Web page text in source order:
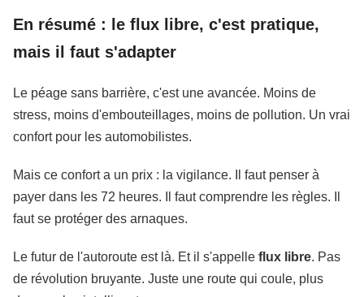
En résumé : le flux libre, c'est pratique,
mais il faut s'adapter
Le péage sans barrière, c'est une avancée. Moins de
stress, moins d'embouteillages, moins de pollution. Un vrai
confort pour les automobilistes.
Mais ce confort a un prix : la vigilance. Il faut penser à
payer dans les 72 heures. Il faut comprendre les règles. Il
faut se protéger des arnaques.
Le futur de l'autoroute est là. Et il s'appelle flux libre. Pas
de révolution bruyante. Juste une route qui coule, plus